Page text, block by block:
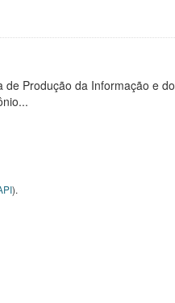
Produção da Informação e do
).